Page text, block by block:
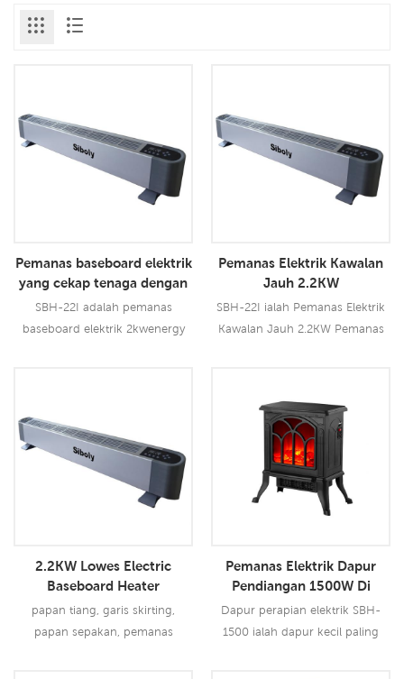
Pemanas baseboard elektrik
yang cekap tenaga dengan
reka bentuk moden
berprofil rendah-
SBH-22I adalah pemanas
baseboard elektrik 2kwenergy
tenang dan tahan lama dengan
termostat laras.
Pemanas Elektrik Kawalan
Jauh 2.2KW
SBH-22I ialah Pemanas Elektrik
Kawalan Jauh 2.2KW Pemanas
Baca Lebih Lanjut
2.2KW Lowes Electric
Baseboard Heater
papan tiang, garis skirting,
papan sepakan, pemanas
Pemanas Elektrik Dapur
Pendiangan 1500W Di
Lowes
Dapur perapian elektrik SBH-
1500 ialah dapur kecil paling